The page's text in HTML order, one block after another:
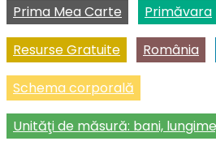
Prima Mea Carte Primăvara
Resurse Gratuite România
Schema corporală
Unităţi de măsură: bani,